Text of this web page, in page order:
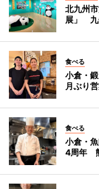
北九州
展」 九
食べる
小倉・
月ぶり
食べる
小倉・
4周年